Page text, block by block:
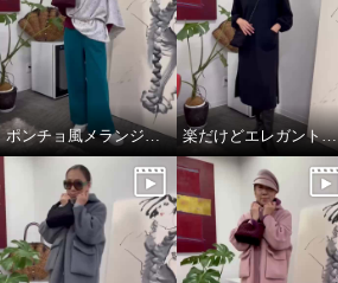
ポンチョ風メランジニットストール 楽だけどエレガントスタイル